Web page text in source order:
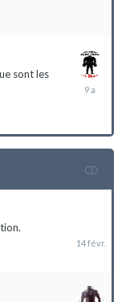
sont les